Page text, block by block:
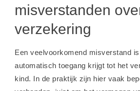
misverstanden
verzekering
Een veelvoorkomend misverstand
automatisch toegang krijgt tot het
kind. In de praktijk zijn hier vaak